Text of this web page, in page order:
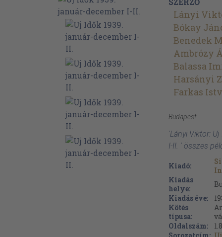
Lányi
Bókay
Benedek
Ambrózy
Balassa
Harsányi
Farkas
Budapest
'Lányi Viktor:
I-II. ' összes
Kiadó:
Kiadás
helye:
Kiadás éve:
Kötés
típusa:
Oldalszám: